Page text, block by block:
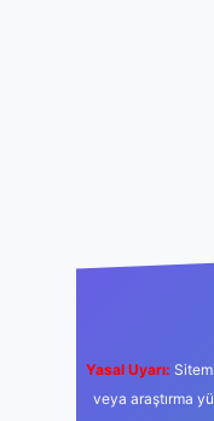
Yasal Uyarı:
veya araştırma